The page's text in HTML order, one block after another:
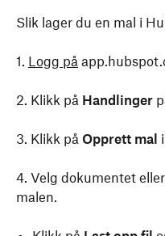
Slik lager du en mal i
1. Logg på
2. Klikk på Handlinger
3. Klikk på Opprett mal
4. Velg dokumentet
malen.